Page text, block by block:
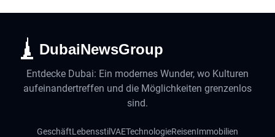
DubaiNewsGroup
Entdecke Dubai: Ein modernes Wunder, wo Kulturen
aufeinandertreffen und die Möglichkeiten grenzenlos
sind.
GeschäftLebensstilVAETechnologieReisenImmobilien